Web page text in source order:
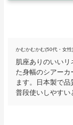
かむかむかむ(50代・女性)
肌座ありのいい
た身幅のシアー
ます。日本製で
普段使いしやすい